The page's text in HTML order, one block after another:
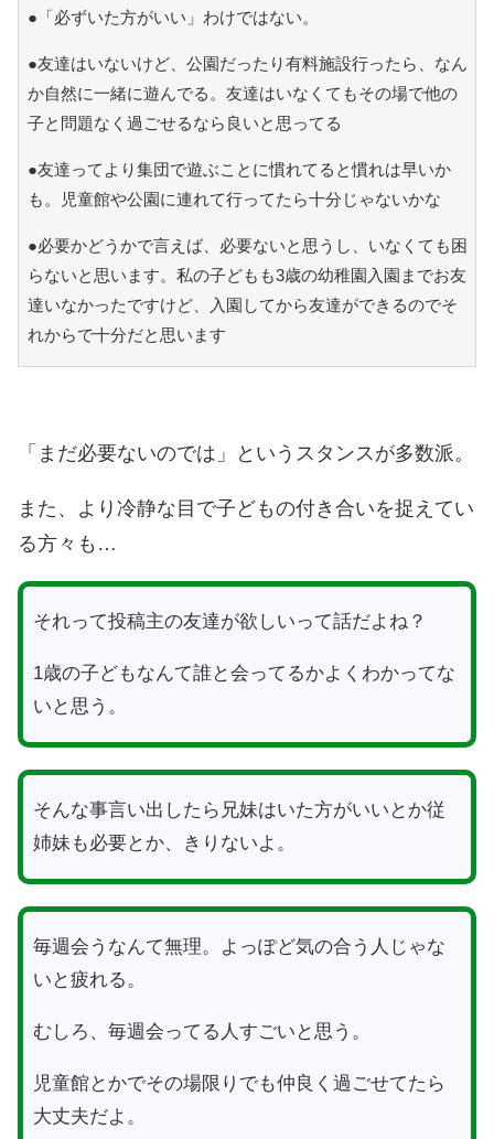
●「必ずいた方がいい」わけではない。
●友達はいないけど、公園だったり有料施設行ったら、なん
か自然に一緒に遊んでる。友達はいなくてもその場で他の
子と問題なく過ごせるなら良いと思ってる
●友達ってより集団で遊ぶことに慣れてると慣れは早いか
も。児童館や公園に連れて行ってたら十分じゃないかな
●必要かどうかで言えば、必要ないと思うし、いなくても困
らないと思います。私の子どもも3歳の幼稚園入園までお友
達いなかったですけど、入園してから友達ができるのでそ
れからで十分だと思います
「まだ必要ないのでは」というスタンスが多数派。
また、より冷静な目で子どもの付き合いを捉えてい
る方々も…
それって投稿主の友達が欲しいって話だよね？
1歳の子どもなんて誰と会ってるかよくわかってな
いと思う。
そんな事言い出したら兄妹はいた方がいいとか従
姉妹も必要とか、きりないよ。
毎週会うなんて無理。よっぽど気の合う人じゃな
いと疲れる。
むしろ、毎週会ってる人すごいと思う。
児童館とかでその場限りでも仲良く過ごせてたら
大丈夫だよ。